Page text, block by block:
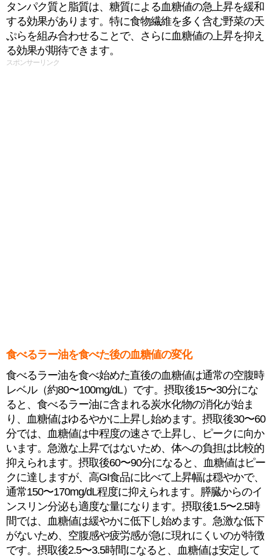
タンパク質と脂質は、糖質による血糖値の急上昇を緩和
する効果があります。特に食物繊維を多く含む野菜の天
ぷらを組み合わせることで、さらに血糖値の上昇を抑え
る効果が期待できます。
スポンサーリンク
食べるラー油を食べた後の血糖値の変化
食べるラー油を食べ始めた直後の血糖値は通常の空腹時
レベル（約80〜100mg/dL）です。摂取後15〜30分にな
ると、食べるラー油に含まれる炭水化物の消化が始ま
り、血糖値はゆるやかに上昇し始めます。摂取後30〜60
分では、血糖値は中程度の速さで上昇し、ピークに向か
います。急激な上昇ではないため、体への負担は比較的
抑えられます。摂取後60〜90分になると、血糖値はピー
クに達しますが、高GI食品に比べて上昇幅は穏やかで、
通常150〜170mg/dL程度に抑えられます。膵臓からのイ
ンスリン分泌も適度な量になります。摂取後1.5〜2.5時
間では、血糖値は緩やかに低下し始めます。急激な低下
がないため、空腹感や疲労感が急に現れにくいのが特徴
です。摂取後2.5〜3.5時間になると、血糖値は安定して